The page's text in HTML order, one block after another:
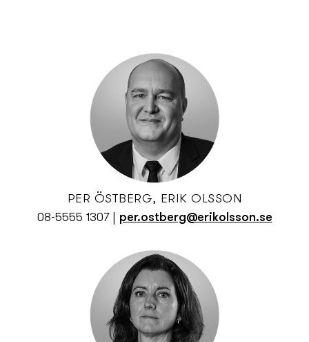
PER ÖSTBERG, ERIK OLSSON
08-5555 1307| per.ostberg@erikolsson.se